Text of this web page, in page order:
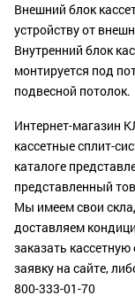
Внешний блок
устройству от
Внутренний блок
монтируется под
подвесной потолок.
Интернет-магазин
кассетные сплит-
каталоге
представленный
Мы имеем свои
доставляем
заказать
заявку на сайте,
800-333-01-70